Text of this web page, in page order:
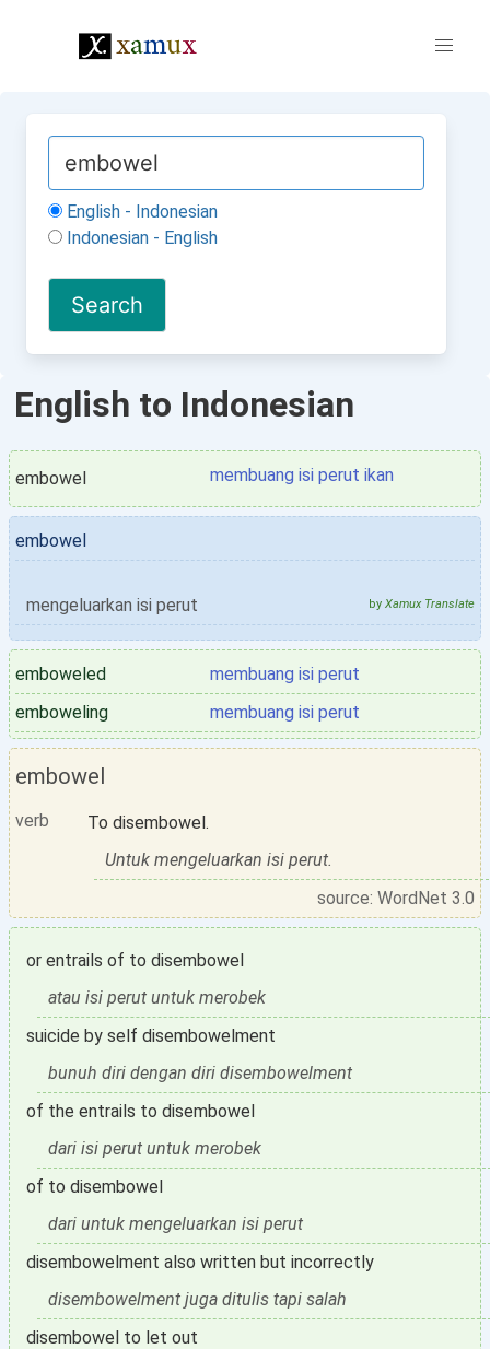
English - Indonesian
Indonesian - English
English to Indonesian
embowel membuang isi perut ikan
embowel
mengeluarkan isi perut by Xamux Translate
emboweled
membuang isi perut
emboweling
membuang isi perut
embowel
verb
To disembowel.
Untuk mengeluarkan isi perut.
source: WordNet 3.0
or entrails of to disembowel
atau isi perut untuk merobek
suicide by self disembowelment
bunuh diri dengan diri disembowelment
of the entrails to disembowel
dari isi perut untuk merobek
of to disembowel
dari untuk mengeluarkan isi perut
disembowelment also written but incorrectly
disembowelment juga ditulis tapi salah
disembowel to let out